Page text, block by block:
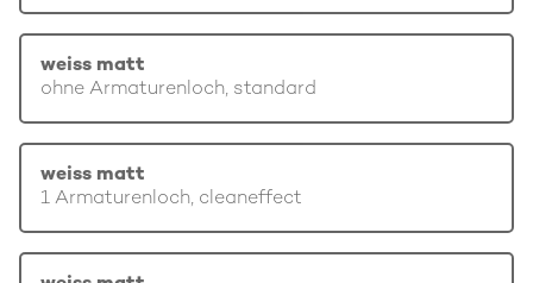
weiss matt
ohne Armaturenloch, standard
weiss matt
1 Armaturenloch, cleaneffect